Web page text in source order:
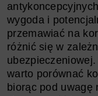
wygoda i
przemawiać na
różnić się w
warto porównać
biorąc pod uwagę